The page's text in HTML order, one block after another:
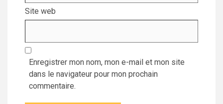
Site web
Enregistrer mon nom, mon e-mail et mon site
dans le navigateur pour mon prochain
commentaire.